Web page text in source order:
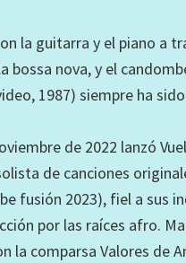
la guitarra y el piano a
bossa nova, y el
1987) siempre ha
de 2022 lanzó
de canciones
fusión 2023), fiel a sus
por las raíces afro.
la comparsa Valores de